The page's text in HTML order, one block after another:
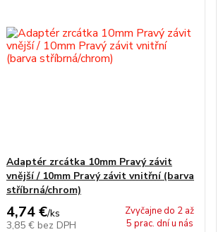
Adaptér zrcátka 10mm Pravý závit
vnější / 10mm Pravý závit vnitřní (barva
stříbrná/chrom)
4,74 €/ks
3,85 € bez DPH
Zvyčajne do 2 až
5 prac. dní u nás